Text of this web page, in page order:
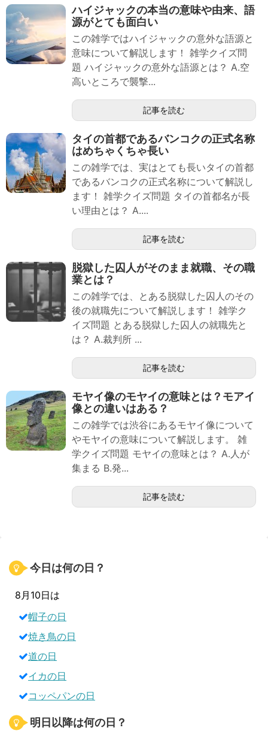
ハイジャックの本当の意味や由来、語
源がとても面白い
この雑学ではハイジャックの意外な語源と
意味について解説します！ 雑学クイズ問
題 ハイジャックの意外な語源とは？ A.空
高いところで襲撃...
記事を読む
タイの首都であるバンコクの正式名称
はめちゃくちゃ長い
この雑学では、実はとても長いタイの首都
であるバンコクの正式名称について解説し
ます！ 雑学クイズ問題 タイの首都名が長
い理由とは？ A....
記事を読む
脱獄した囚人がそのまま就職、その職
業とは？
この雑学では、とある脱獄した囚人のその
後の就職先について解説します！ 雑学ク
イズ問題 とある脱獄した囚人の就職先と
は？ A.裁判所 ...
記事を読む
モヤイ像のモヤイの意味とは？モアイ
像との違いはある？
この雑学では渋谷にあるモヤイ像について
やモヤイの意味について解説します。 雑
学クイズ問題 モヤイの意味とは？ A.人が
集まる B.発...
記事を読む
今日は何の日？
8月10日は
帽子の日
焼き鳥の日
道の日
イカの日
コッペパンの日
明日以降は何の日？